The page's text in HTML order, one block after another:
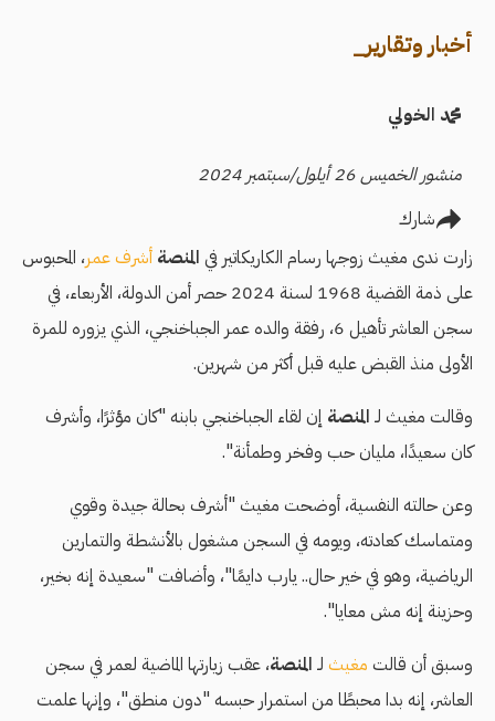
أخبار وتقارير_
محمد الخولي
منشور الخميس 26 أيلول/سبتمبر 2024
شارك
زارت ندى مغيث زوجها رسام الكاريكاتير في المنصة أشرف عمر، المحبوس
على ذمة القضية 1968 لسنة 2024 حصر أمن الدولة، الأربعاء، في
سجن العاشر تأهيل 6، رفقة والده عمر الجباخنجي، الذي يزوره للمرة
الأولى منذ القبض عليه قبل أكثر من شهرين.
وقالت مغيث لـ المنصة إن لقاء الجباخنجي بابنه "كان مؤثرًا، وأشرف
كان سعيدًا، مليان حب وفخر وطمأنة".
وعن حالته النفسية، أوضحت مغيث "أشرف بحالة جيدة وقوي
ومتماسك كعادته، ويومه في السجن مشغول بالأنشطة والتمارين
الرياضية، وهو في خير حال.. يارب دايمًا"، وأضافت "سعيدة إنه بخير،
وحزينة إنه مش معايا".
وسبق أن قالت مغيث لـ المنصة، عقب زيارتها الماضية لعمر في سجن
العاشر، إنه بدا محبطًا من استمرار حبسه "دون منطق"، وإنها علمت